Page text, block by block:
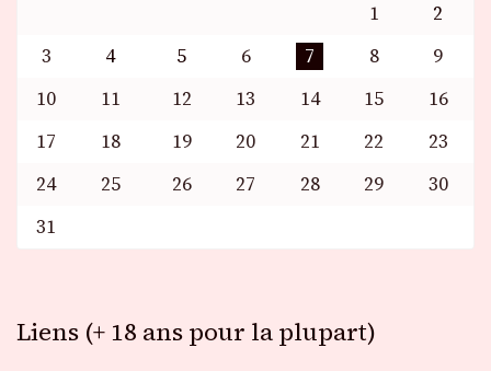
1
2
3
4 5 6 7 8
9
10
11 12 13 14 15
16
17
18 19 20 21 22
23
24
25 26 27 28 29
30
31
Liens (+ 18 ans pour la plupart)